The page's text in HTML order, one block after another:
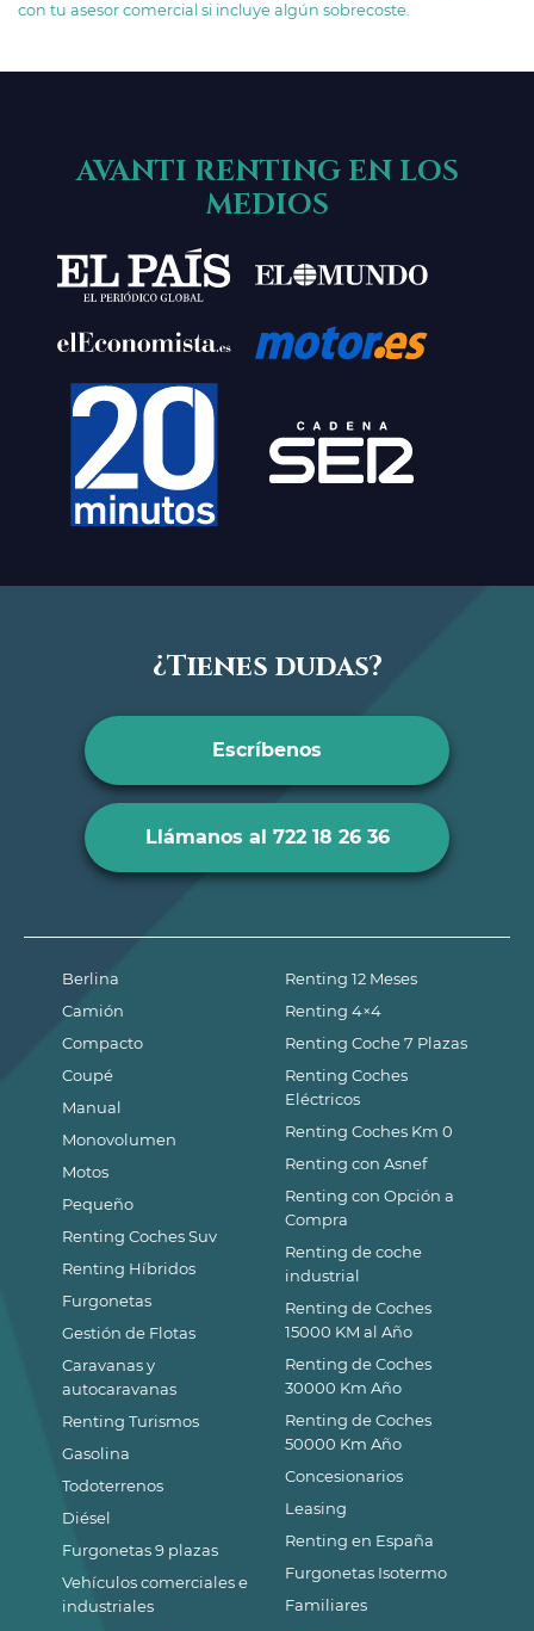
con tu asesor comercial si incluye algún sobrecoste.
AVANTI RENTING EN LOS
MEDIOS
¿Tienes dudas?
Escríbenos
Llámanos al 722 18 26 36
Berlina
Camión
Compacto
Coupé
Manual
Monovolumen
Motos
Pequeño
Renting Coches Suv
Renting Híbridos
Furgonetas
Gestión de Flotas
Caravanas y
autocaravanas
Renting Turismos
Gasolina
Todoterrenos
Diésel
Furgonetas 9 plazas
Vehículos comerciales e
industriales
Renting 12 Meses
Renting 4×4
Renting Coche 7 Plazas
Renting Coches
Eléctricos
Renting Coches Km 0
Renting con Asnef
Renting con Opción a
Compra
Renting de coche
industrial
Renting de Coches
15000 KM al Año
Renting de Coches
30000 Km Año
Renting de Coches
50000 Km Año
Concesionarios
Leasing
Renting en España
Furgonetas Isotermo
Familiares